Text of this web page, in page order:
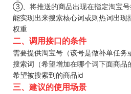
③、将推送的商品出现在指定淘宝号
能实现出来搜索核心词或则热词出
权重
二、调用接口的条件
需要提供淘宝号（该号是做补单任务
搜索词（希望增加在哪个词下面商品
希望被搜索到的商品id
三、建议的使用场景